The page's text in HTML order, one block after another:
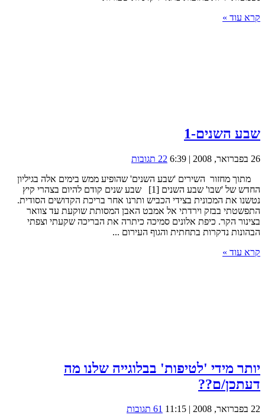
קרא עוד »
שבע השנים-1
26 בפברואר, 2008 | 6:39
22 תגובות
מתוך מחזור השירים 'שבע השנים' שהופיע ממש בימים אלה בגיליון
החדש של 'שבו' שבע השנים [1] שבע שנים קודם להיום בצהרי קיץ
נטשנו את המכונית בצידי הכביש ותרנו אחר בריכת הקדושים הסודית.
התפשטתי בבזק וירדתי אל אמבט האבן המסותת שוקעת עד צוואר
בצינור הקר. כיפת אלונים סמיכה כיתרה את הבריכה שקעתי וצפתי
הבהונות נדקרות בתחתית והגוף העירום ...
קרא עוד »
יותר מידי 'לטיפות' בבלוגייה שלנו מה
דעתכן/ם??
22 בפברואר, 2008 | 11:15 61 תגובות